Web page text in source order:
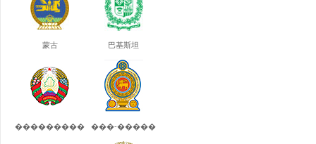
蒙古 巴基斯坦
��������� ���-�����